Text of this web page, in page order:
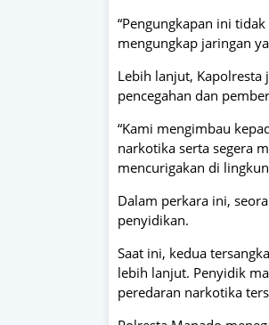
“Pengungkapan ini
mengungkap jaringan
Lebih lanjut,
pencegahan dan
“Kami mengimbau
narkotika serta segera
mencurigakan di
Dalam perkara ini,
penyidikan.
Saat ini, kedua
lebih lanjut. Penyidik
peredaran narkotika